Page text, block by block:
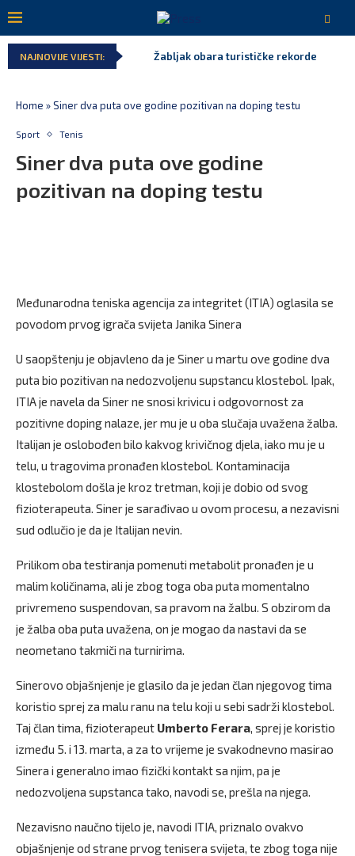
NAJNOVIJE VIJESTI: Žabljak obara turističke rekorde
Home »Siner dva puta ove godine pozitivan na doping testu
Sport Tenis
Siner dva puta ove godine
pozitivan na doping testu
Međunarodna teniska agencija za integritet (ITIA) oglasila se
povodom prvog igrača svijeta Janika Sinera
U saopštenju je objavleno da je Siner u martu ove godine dva
puta bio pozitivan na nedozvoljenu supstancu klostebol. Ipak,
ITIA je navela da Siner ne snosi krivicu i odgovornost za
pozitivne doping nalaze, jer mu je u oba slučaja uvažena žalba.
Italijan je oslobođen bilo kakvog krivičnog djela, iako mu je u
telu, u tragovima pronađen klostebol. Kontaminacija
klostebolom došla je kroz tretman, koji je dobio od svog
fizioterapeuta. Siner je sarađivao u ovom procesu, a nezavisni
sud odlučio je da je Italijan nevin.
Prilikom oba testiranja pomenuti metabolit pronađen je u
malim količinama, ali je zbog toga oba puta momentalno
privremeno suspendovan, sa pravom na žalbu. S obzirom da
je žalba oba puta uvažena, on je mogao da nastavi da se
neometano takmiči na turnirima.
Sinerovo objašnjenje je glasilo da je jedan član njegovog tima
koristio sprej za malu ranu na telu koji u sebi sadrži klostebol.
Taj član tima, fizioterapeut Umberto Ferara, sprej je koristio
između 5. i 13. marta, a za to vrijeme je svakodnevno masirao
Sinera i generalno imao fizički kontakt sa njim, pa je
nedozvoljena supstanca tako, navodi se, prešla na njega.
Nezavisno naučno tijelo je, navodi ITIA, priznalo ovakvo
objašnjenje od strane prvog tenisera svijeta, te zbog toga nije